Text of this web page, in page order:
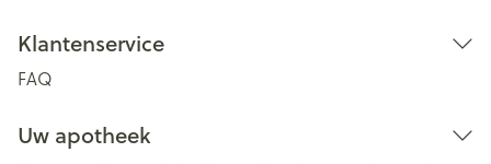
Klantenservice
FAQ
Uw apotheek